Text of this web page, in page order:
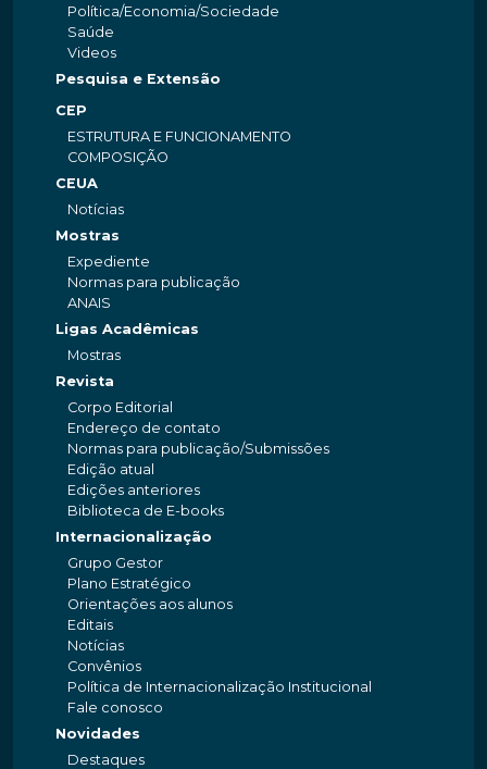
Política/Economia/Sociedade
Saúde
Videos
Pesquisa e Extensão
CEP
ESTRUTURA E FUNCIONAMENTO
COMPOSIÇÃO
CEUA
Notícias
Mostras
Expediente
Normas para publicação
ANAIS
Ligas Acadêmicas
Mostras
Revista
Corpo Editorial
Endereço de contato
Normas para publicação/Submissões
Edição atual
Edições anteriores
Biblioteca de E-books
Internacionalização
Grupo Gestor
Plano Estratégico
Orientações aos alunos
Editais
Notícias
Convênios
Política de Internacionalização Institucional
Fale conosco
Novidades
Destaques